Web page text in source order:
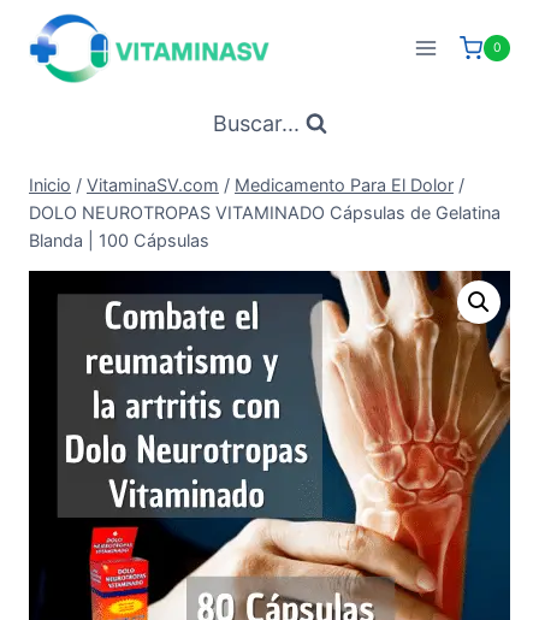
Saltar
contenido
0
Buscar...
Inicio / VitaminaSV.com / Medicamento Para El Dolor /
DOLO NEUROTROPAS VITAMINADO Cápsulas de Gelatina
Blanda | 100 Cápsulas